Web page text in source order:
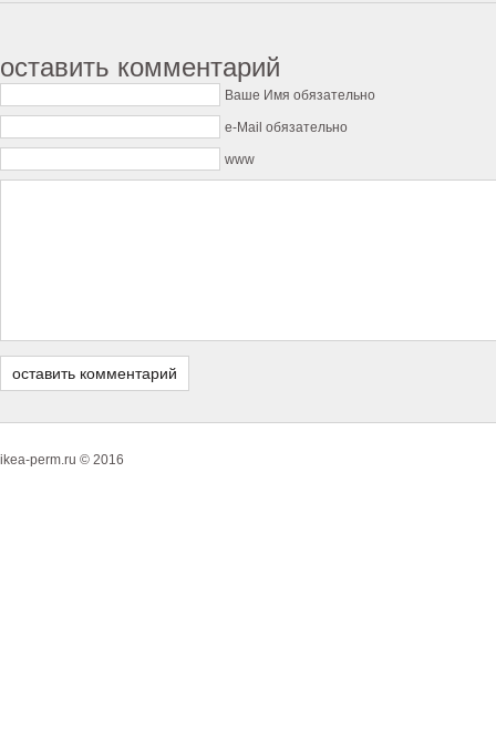
оставить комментарий
Ваше Имя обязательно
e-Mail обязательно
www
ikea-perm.ru © 2016